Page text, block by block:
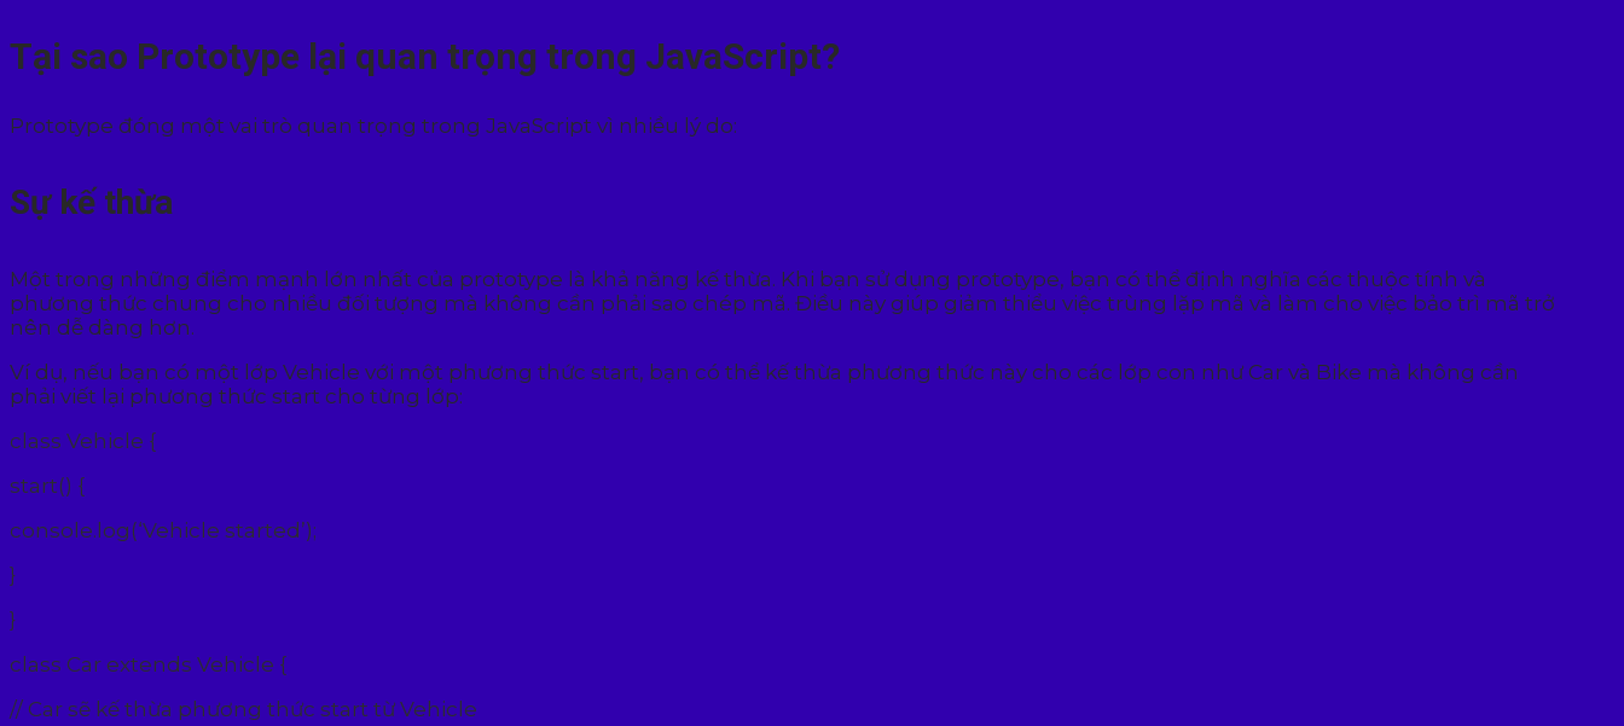
Tại sao Prototype lại quan trọng trong JavaScript?
Prototype đóng một vai trò quan trọng trong JavaScript vì nhiều lý do:
Sự kế thừa
Một trong những điểm mạnh lớn nhất của prototype là khả năng kế thừa. Khi bạn sử dụng prototype, bạn có thể định nghĩa các thuộc tính và
phương thức chung cho nhiều đối tượng mà không cần phải sao chép mã. Điều này giúp giảm thiểu việc trùng lặp mã và làm cho việc bảo trì mã trở
nên dễ dàng hơn.
Ví dụ, nếu bạn có một lớp Vehicle với một phương thức start, bạn có thể kế thừa phương thức này cho các lớp con như Car và Bike mà không cần
phải viết lại phương thức start cho từng lớp:
class Vehicle {
start() {
console.log(‘Vehicle started’);
}
}
class Car extends Vehicle {
// Car sẽ kế thừa phương thức start từ Vehicle